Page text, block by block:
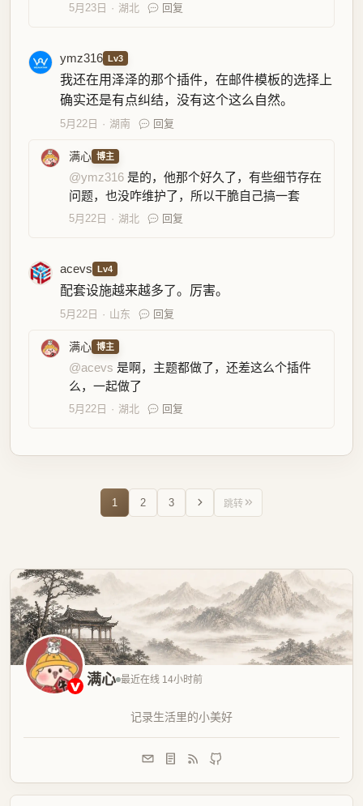
5月23日 湖北 回复
ymz316 Lv3
我还在用泽泽的那个插件，在邮件模板的选择上
确实还是有点纠结，没有这个这么自然。
5月22日 湖南 回复
满心 博主
@ymz316 是的，他那个好久了，有些细节存在
问题，也没咋维护了，所以干脆自己搞一套
5月22日 湖北 回复
acevs Lv4
配套设施越来越多了。厉害。
5月22日 山东 回复
满心 博主
@acevs 是啊，主题都做了，还差这么个插件
么，一起做了
5月22日 湖北 回复
1 2 3 跳转
满心 最近在线 14小时前
记录生活里的小美好